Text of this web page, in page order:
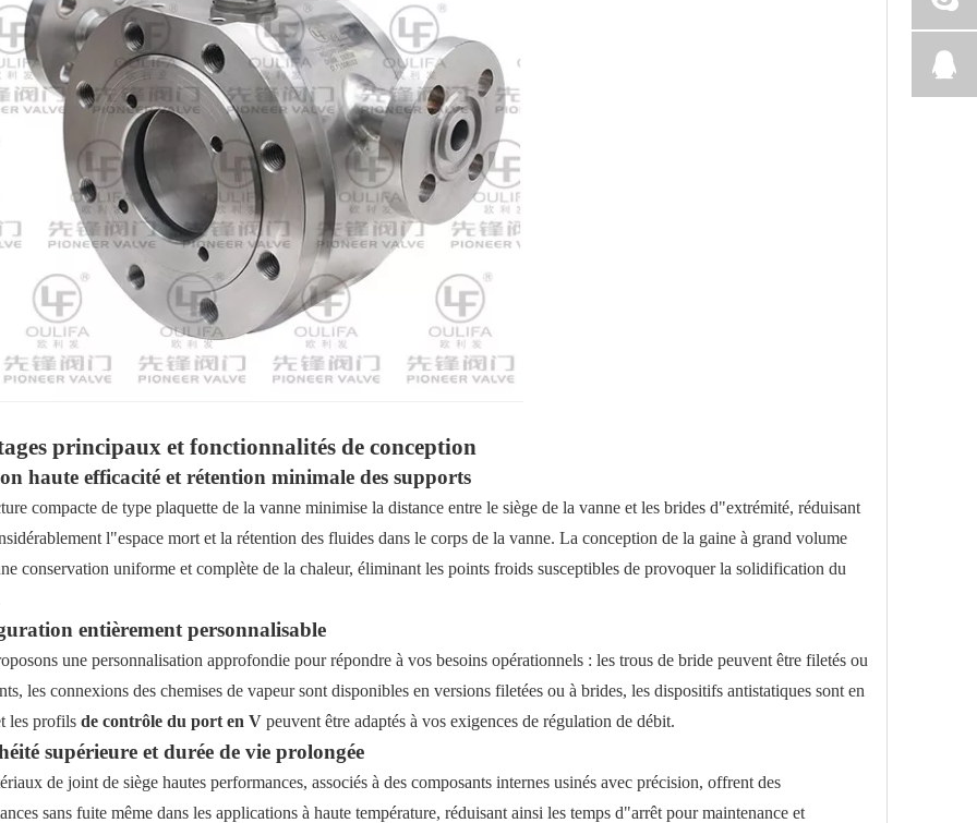
principaux et fonctionnalités de conception
haute efficacité et rétention minimale des supports
compacte de type plaquette de la vanne minimise la distance entre le siège de la vanne et les brides d"extrémité, réduisant
l"espace mort et la rétention des fluides dans le corps de la vanne. La conception de la gaine à grand volume
conservation uniforme et complète de la chaleur, éliminant les points froids susceptibles de provoquer la solidification du
entièrement personnalisable
une personnalisation approfondie pour répondre à vos besoins opérationnels : les trous de bride peuvent être filetés ou
les connexions des chemises de vapeur sont disponibles en versions filetées ou à brides, les dispositifs antistatiques sont en
les profils de contrôle du port en V peuvent être adaptés à vos exigences de régulation de débit.
supérieure et durée de vie prolongée
de joint de siège hautes performances, associés à des composants internes usinés avec précision, offrent des
sans fuite même dans les applications à haute température, réduisant ainsi les temps d"arrêt pour maintenance et